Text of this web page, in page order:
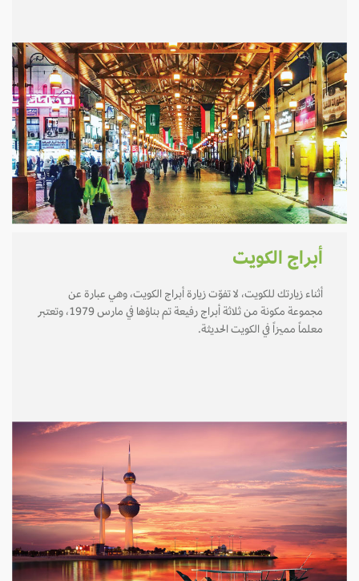
أبراج الكويت
أثناء زيارتك للكويت، لا تفوّت زيارة أبراج الكويت، وهي عبارة عن
مجموعة مكونة من ثلاثة أبراج رفيعة تم بناؤها في مارس 1979، وتعتبر
معلماً مميزاً في الكويت الحديثة.